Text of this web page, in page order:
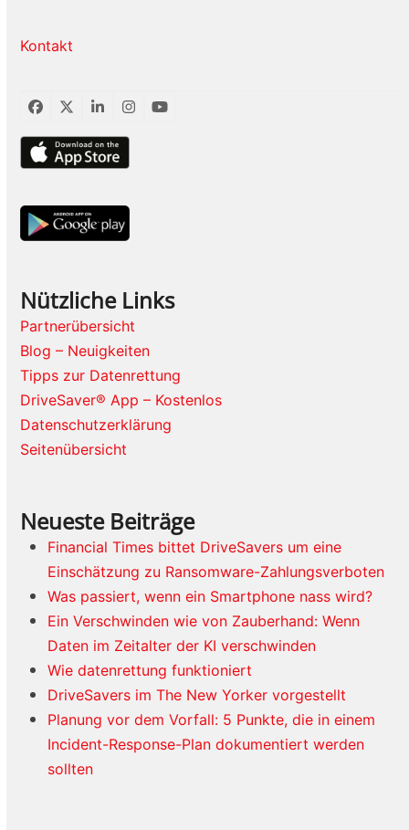
Kontakt
Facebook
TwitterLinkedInInstagram
YouTube
Nützliche Links
Partnerübersicht
Blog – Neuigkeiten
Tipps zur Datenrettung
DriveSaver® App – Kostenlos
Datenschutzerklärung
Seitenübersicht
Neueste Beiträge
Financial Times bittet DriveSavers um eine
Einschätzung zu Ransomware-Zahlungsverboten
Was passiert, wenn ein Smartphone nass wird?
Ein Verschwinden wie von Zauberhand: Wenn
Daten im Zeitalter der KI verschwinden
Wie datenrettung funktioniert
DriveSavers im The New Yorker vorgestellt
Planung vor dem Vorfall: 5 Punkte, die in einem
Incident-Response-Plan dokumentiert werden
sollten